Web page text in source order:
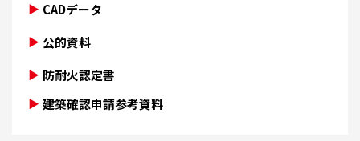
CADデータ
公的資料
防耐火認定書
建築確認申請参考資料